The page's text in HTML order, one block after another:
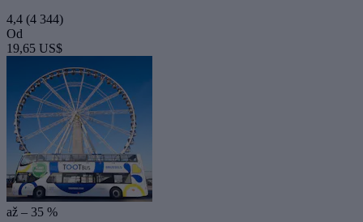
4,4 (4 344)
Od
19,65 US$
až – 35 %